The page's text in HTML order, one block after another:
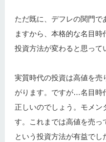
ただ既に、デフレの関門で
ますから、本格的な名目
投資方法が変わると思って
実質時代の投資は高値を
がります。ですが…名目時
正しいのでしょう。モメ
す。これまでは高値を売っ
という投資方法が有益で